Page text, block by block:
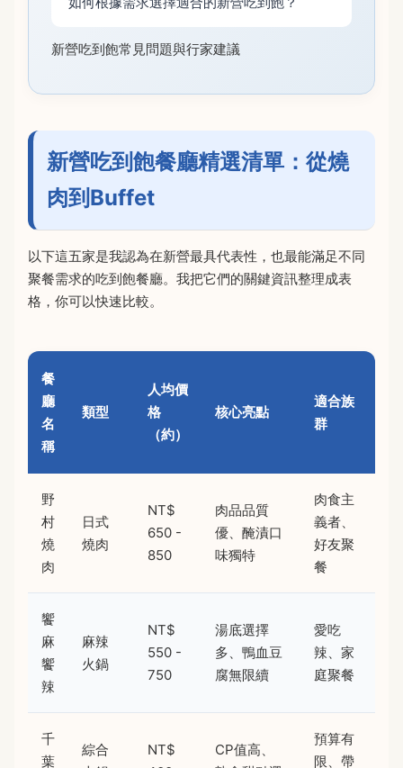
新營吃到飽常見問題與行家建議
新營吃到飽餐廳精選清單：從燒
肉到Buffet
以下這五家是我認為在新營最具代表性，也最能滿足不同
聚餐需求的吃到飽餐廳。我把它們的關鍵資訊整理成表
格，你可以快速比較。
餐
廳
名
稱
類型
人均價
格
（約）
核心亮點
適合族
群
野
村
燒
肉
日式
燒肉
NT$
650 -
850
肉品品質
優、醃漬口
味獨特
肉食主
義者、
好友聚
餐
饗
麻
饗
辣
麻辣
火鍋
NT$
550 -
750
湯底選擇
多、鴨血豆
腐無限續
愛吃
辣、家
庭聚餐
千
葉
綜合
NT$
CP值高、
預算有
限、帶